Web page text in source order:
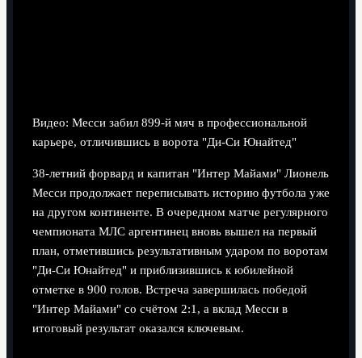
Видео: Месси забил 899-й мяч в профессиональной
карьере, отличившись в ворота "Ди-Си Юнайтед"
38-летний форвард и капитан "Интер Майами" Лионель
Месси продолжает переписывать историю футбола уже
на другом континенте. В очередном матче регулярного
чемпионата МЛС аргентинец вновь вышел на первый
план, отметившись результативным ударом по воротам
"Ди-Си Юнайтед" и приблизившись к юбилейной
отметке в 900 голов. Встреча завершилась победой
"Интер Майами" со счётом 2:1, а вклад Месси в
итоговый результат оказался ключевым.